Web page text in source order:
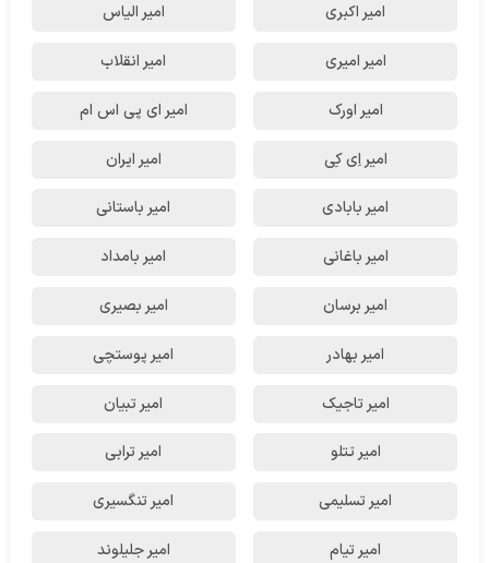
امیر اکبری امیر الیاس
امیر امیری امیر انقلاب
امیر اورک امیر ای پی اس ام
امیر اِی کِی امیر ایران
امیر بابادی امیر باستانی
امیر باغانی امیر بامداد
امیر برسان امیر بصیری
امیر بهادر امیر پوستچی
امیر تاجیک امیر تبیان
امیر تتلو امیر ترابی
امیر تسلیمی امیر تنگسیری
امیر تیام امیر جلیلوند